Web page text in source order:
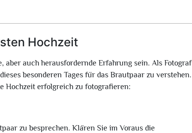
Hochzeit
auch herausfordernde Erfahrung sein. Als Fotograf
besonderen Tages für das Brautpaar zu verstehen.
Hochzeit erfolgreich zu fotografieren:
zu besprechen. Klären Sie im Voraus die